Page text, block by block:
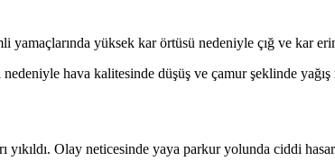
yüksek kar örtüsü nedeniyle çığ ve kar
hava kalitesinde düşüş ve çamur şeklinde
yıkıldı. Olay neticesinde yaya parkur yolunda ciddi